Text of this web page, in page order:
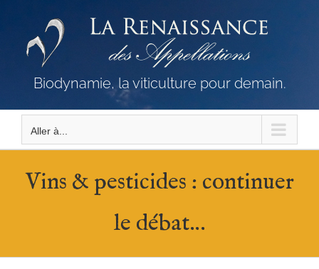
contenu
Biodynamie, la viticulture pour demain.
Aller à...
Vins & pesticides : continuer
le débat…